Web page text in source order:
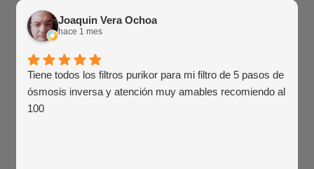
Joaquin Vera Ochoa
hace 1 mes
Tiene todos los filtros purikor para mi filtro de 5 pasos de
ósmosis inversa y atención muy amables recomiendo al
100